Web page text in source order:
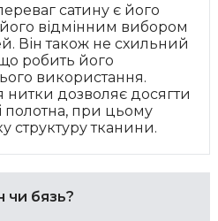
сатину є його
його відмінним вибором
Він також не схильний
робить його
використання.
нитки дозволяє досягти
полотна, при цьому
структуру тканини.
бязь?